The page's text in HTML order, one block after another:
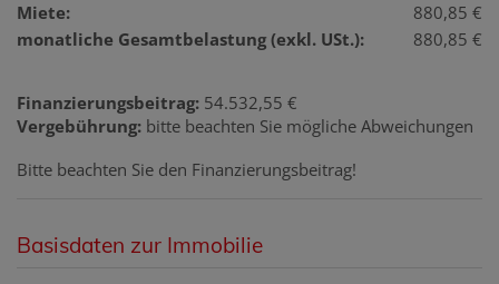
Miete:
880,85 €
monatliche Gesamtbelastung (exkl. USt.):
880,85 €
Finanzierungsbeitrag: 54.532,55 €
Vergebührung: bitte beachten Sie mögliche Abweichungen
Bitte beachten Sie den Finanzierungsbeitrag!
Basisdaten zur Immobilie